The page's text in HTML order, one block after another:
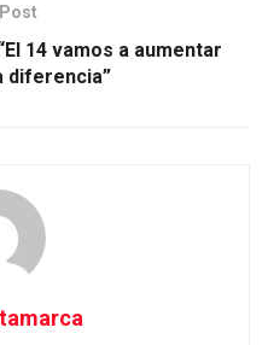
14 vamos a aumentar
diferencia”